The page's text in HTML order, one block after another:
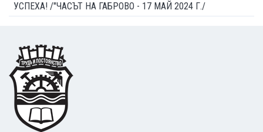
УСПЕХА! /"ЧАСЪТ НА ГАБРОВО - 17 МАЙ 2024 Г./
Footer